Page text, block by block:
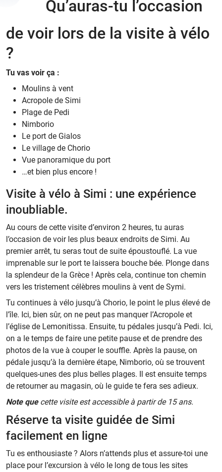
Qu’auras-tu l’occasion
de voir lors de la visite à vélo
?
Tu vas voir ça :
Moulins à vent
Acropole de Simi
Plage de Pedi
Nimborio
Le port de Gialos
Le village de Chorio
Vue panoramique du port
…et bien plus encore !
Visite à vélo à Simi : une expérience
inoubliable.
Au cours de cette visite d’environ 2 heures, tu auras
l’occasion de voir les plus beaux endroits de Simi. Au
premier arrêt, tu seras tout de suite époustouflé. La vue
imprenable sur le port te laissera bouche bée. Plonge dans
la splendeur de la Grèce ! Après cela, continue ton chemin
vers les tristement célèbres moulins à vent de Symi.
Tu continues à vélo jusqu’à Chorio, le point le plus élevé de
l’île. Ici, bien sûr, on ne peut pas manquer l’Acropole et
l’église de Lemonitissa. Ensuite, tu pédales jusqu’à Pedi. Ici,
on a le temps de faire une petite pause et de prendre des
photos de la vue à couper le souffle. Après la pause, on
pédale jusqu’à la dernière étape, Nimborio, où se trouvent
quelques-unes des plus belles plages. Il est ensuite temps
de retourner au magasin, où le guide te fera ses adieux.
Note quecette visite est accessible à partir de 15 ans.
Réserve ta visite guidée de Simi
facilement en ligne
Tu es enthousiaste ? Alors n’attends plus et assure-toi une
place pour l’excursion à vélo le long de tous les sites